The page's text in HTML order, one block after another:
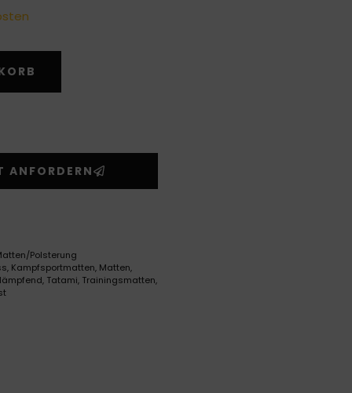
ANFORDERN
Polsterung
, Kampfsportmatten, Matten,
, Tatami, Trainingsmatten,